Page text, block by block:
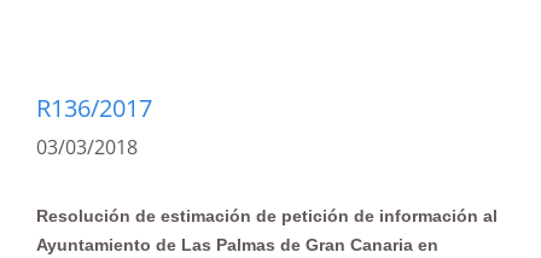
R136/2017
03/03/2018
Resolución de estimación de petición de información al
Ayuntamiento de Las Palmas de Gran Canaria en